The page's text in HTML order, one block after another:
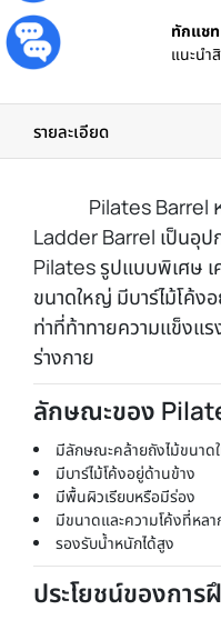
ทักแชท
แนะนำ
รายละเอียด
Pilates Barrel
Ladder Barrel เป็นอุ
Pilates รูปแบบพิเศษ
ขนาดใหญ่ มีบาร์ไม้โค้ง
ท่าที่ท้าทายความแข็งแ
ร่างกาย
ลักษณะของ
มีลักษณะคล้ายถังไม้ขนาด
มีบาร์ไม้โค้งอยู่ด้านข้าง
มีพื้นผิวเรียบหรือมีร่อง
มีขนาดและความโค้งที่หลา
รองรับน้ำหนักได้สูง
ประโยชน์ของกา